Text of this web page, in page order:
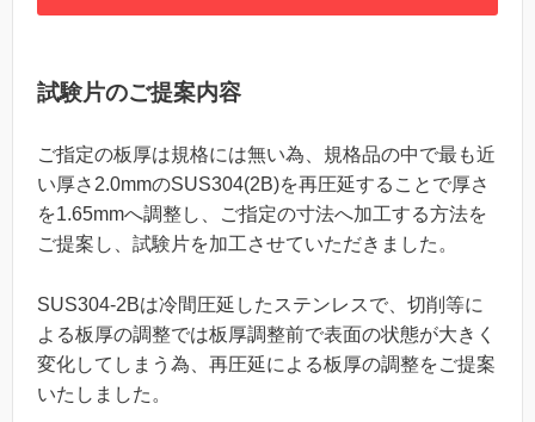
試験片のご提案内容
ご指定の板厚は規格には無い為、規格品の中で最も近
い厚さ2.0mmのSUS304(2B)を再圧延することで厚さ
を1.65mmへ調整し、ご指定の寸法へ加工する方法を
ご提案し、試験片を加工させていただきました。
SUS304-2Bは冷間圧延したステンレスで、切削等に
よる板厚の調整では板厚調整前で表面の状態が大きく
変化してしまう為、再圧延による板厚の調整をご提案
いたしました。